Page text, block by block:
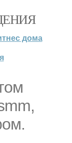
дома